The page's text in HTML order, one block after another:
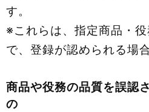
す。
※これらは、指定商品・
で、登録が認められる場
商品や役務の品質を誤認
の